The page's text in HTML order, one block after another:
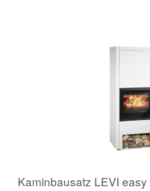
Kaminbausatz LEVI